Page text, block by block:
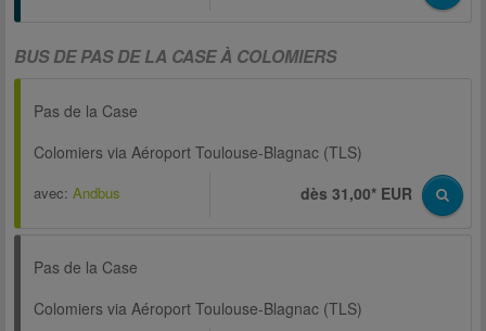
BUS DE PAS DE LA CASE À COLOMIERS
Pas de la Case
Colomiers via Aéroport Toulouse-Blagnac (TLS)
avec: Andbus dès 31,00* EUR
Pas de la Case
Colomiers via Aéroport Toulouse-Blagnac (TLS)